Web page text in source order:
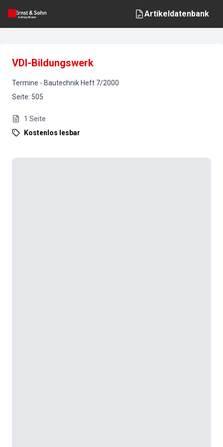
Artikeldatenbank
VDI-Bildungswerk
Termine - Bautechnik Heft 7/2000
Seite: 505
1 Seite
Kostenlos lesbar